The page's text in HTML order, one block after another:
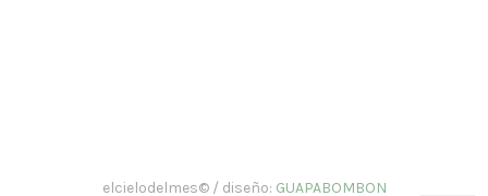
elcielodelmes© / diseño: GUAPABOMBON